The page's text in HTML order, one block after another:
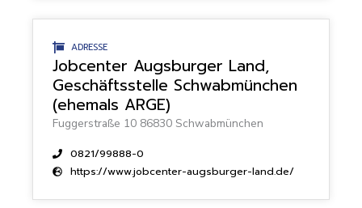
ADRESSE
Jobcenter Augsburger Land,
Geschäftsstelle Schwabmünchen
(ehemals ARGE)
Fuggerstraße 10 86830 Schwabmünchen
0821/99888-0
https://www.jobcenter-augsburger-land.de/